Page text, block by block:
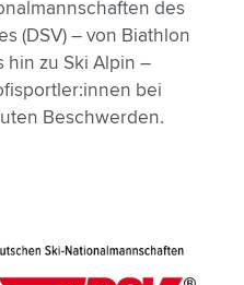
des
(DSV) – von Biathlon
hin zu Ski Alpin –
bei
Beschwerden.